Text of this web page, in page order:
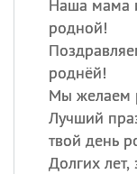
Наша мама
родной!
роднёй!
Мы желаем
Лучший
твой день
Долгих